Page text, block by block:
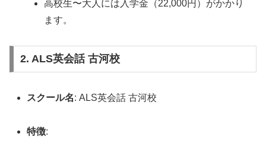
高校生〜大人には入学金（22,000円）がかかり
ます。
2. ALS英会話 古河校
スクール名: ALS英会話 古河校
特徴: